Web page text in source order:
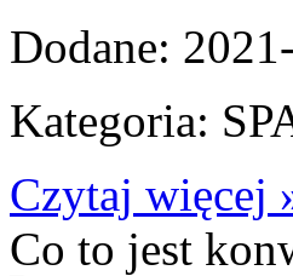
Dodane:
Kategoria:
Czytaj więcej
Co to jest